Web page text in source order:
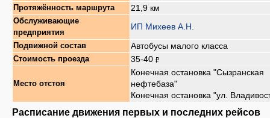
Протяжённость маршрута 21,9 км
Обслуживающие
предприятия
ИП Михеев А.Н.
Подвижной состав Автобусы малого класса
Стоимость проезда 35-40
Место отстоя
Конечная остановка "Сызранская
нефтебаза"
Конечная остановка "ул.
Расписание движения первых и последних рейсов